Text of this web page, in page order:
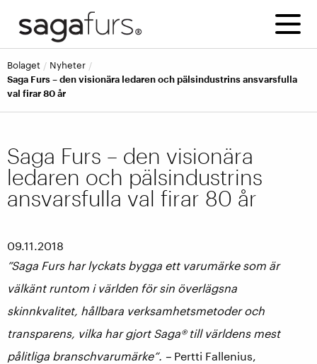
bolaget
nyheter
Saga Furs – den visionära ledaren och pälsindustrins ansvarsfulla
val firar 80 år
Saga Furs – den visionära
ledaren och pälsindustrins
ansvarsfulla val firar 80 år
09.11.2018
”Saga Furs har lyckats bygga ett varumärke som är
välkänt runtom i världen för sin överlägsna
skinnkvalitet, hållbara verksamhetsmetoder och
transparens, vilka har gjort Saga® till världens mest
pålitliga branschvarumärke”. – Pertti Fallenius,